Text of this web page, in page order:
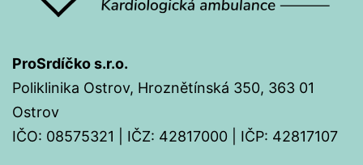
ProSrdíčko s.r.o.
Poliklinika Ostrov, Hroznětínská 350, 363 01
Ostrov
IČO: 08575321 | IČZ: 42817000 | IČP: 42817107